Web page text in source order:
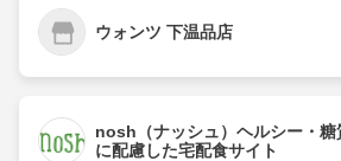
ウォンツ 下温品店
nosh（ナッシュ）ヘルシー・糖
に配慮した宅配食サイト